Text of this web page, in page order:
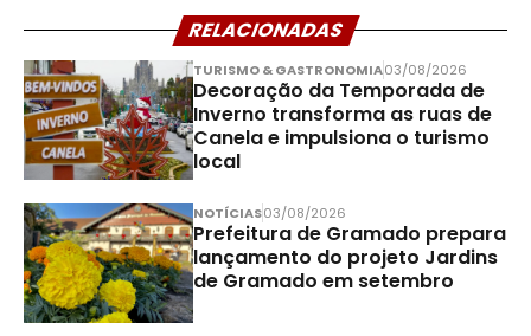
RELACIONADAS
TURISMO & GASTRONOMIA03/08/2026
Decoração da Temporada de
Inverno transforma as ruas de
Canela e impulsiona o turismo
local
NOTÍCIAS03/08/2026
Prefeitura de Gramado prepara
lançamento do projeto Jardins
de Gramado em setembro